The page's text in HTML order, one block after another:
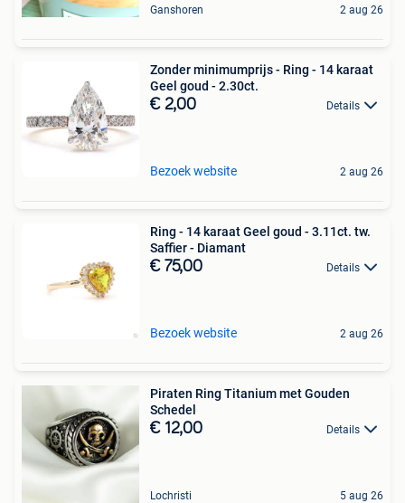
Ganshoren 2 aug 26
Zonder minimumprijs - Ring - 14 karaat
Geel goud - 2.30ct.
€ 2,00 Details
Bezoek website 2 aug 26
Ring - 14 karaat Geel goud - 3.11ct. tw.
Saffier - Diamant
€ 75,00 Details
Bezoek website 2 aug 26
Piraten Ring Titanium met Gouden
Schedel
€ 12,00 Details
Lochristi 5 aug 26